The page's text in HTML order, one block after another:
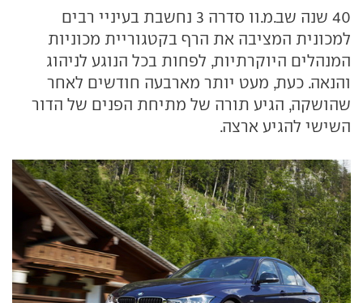
40 שנה שב.מ.וו סדרה 3 נחשבת בעיניי רבים
למכונית המציבה את הרף בקטגוריית מכוניות
המנהלים היוקרתיות, לפחות בכל הנוגע לניהוג
והנאה. כעת, מעט יותר מארבעה חודשים לאחר
שהושקה, הגיע תורה של מתיחת הפנים של הדור
השישי להגיע ארצה.